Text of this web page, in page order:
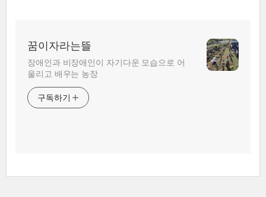
꿈이자라는뜰
장애인과 비장애인이 자기다운 모습으로 어
울리고 배우는 농장
구독하기